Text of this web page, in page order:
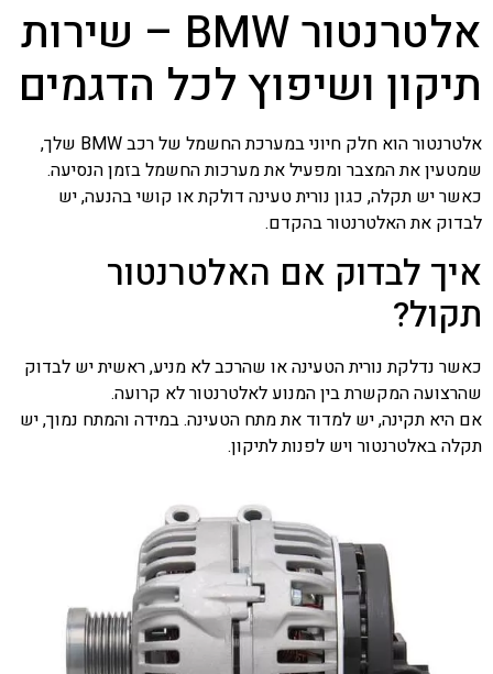
אלטרנטור BMW – שירות
תיקון ושיפוץ לכל הדגמים
אלטרנטור הוא חלק חיוני במערכת החשמל של רכב BMW שלך,
שמטעין את המצבר ומפעיל את מערכות החשמל בזמן הנסיעה.
כאשר יש תקלה, כגון נורית טעינה דולקת או קושי בהנעה, יש
לבדוק את האלטרנטור בהקדם.
איך לבדוק אם האלטרנטור
תקול?
כאשר נדלקת נורית הטעינה או שהרכב לא מניע, ראשית יש לבדוק
שהרצועה המקשרת בין המנוע לאלטרנטור לא קרועה.
אם היא תקינה, יש למדוד את מתח הטעינה. במידה והמתח נמוך, יש
תקלה באלטרנטור ויש לפנות לתיקון.